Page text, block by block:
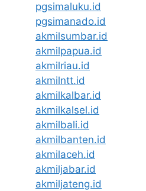
pgsimaluku.id
pgsimanado.id
akmilsumbar.id
akmilpapua.id
akmilriau.id
akmilntt.id
akmilkalbar.id
akmilkalsel.id
akmilbali.id
akmilbanten.id
akmilaceh.id
akmiljabar.id
akmiljateng.id